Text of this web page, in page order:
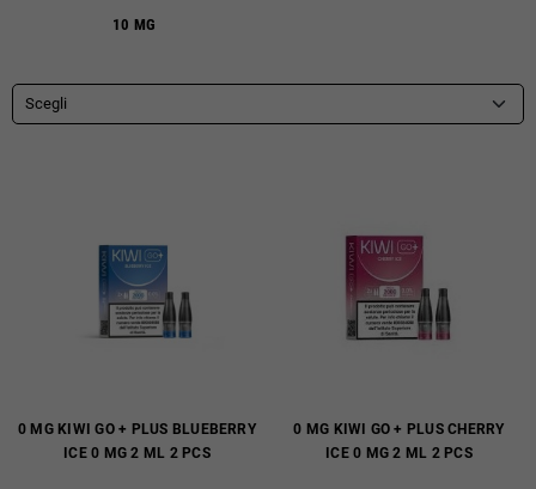
10 MG
Scegli
0 MG KIWI GO + PLUS BLUEBERRY
ICE 0 MG 2 ML 2 PCS
0 MG KIWI GO + PLUS CHERRY
ICE 0 MG 2 ML 2 PCS